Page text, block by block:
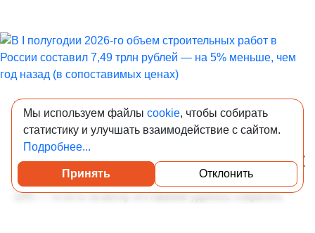
В I полугодии 2026-го объем строительных работ в
России составил 7,49 трлн рублей — на 5%
меньше, чем год назад (в сопоставимых ценах)
При этом по итогам первого квартала падение достигало
10% — то есть за весну отставание удалось сократить
07-08-2026 13:00
Посмотреть каталог проверенных квартир
Мы используем файлы cookie, чтобы собирать
статистику и улучшать взаимодействие с сайтом.
Подробнее...
Принять Отклонить